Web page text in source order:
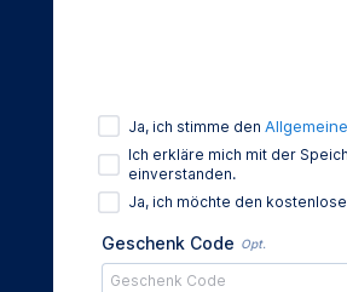
Ja, ich stimme den
Ich erkläre mich mit der
einverstanden.
Ja, ich möchte den
Geschenk Code Opt.